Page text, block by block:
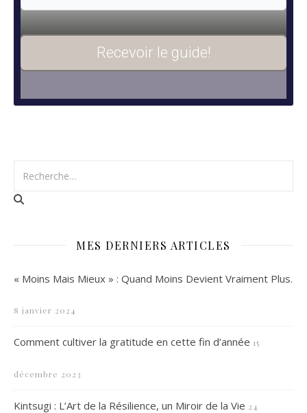
Recevoir le guide!
MES DERNIERS ARTICLES
« Moins Mais Mieux » : Quand Moins Devient Vraiment Plus.
8 janvier 2024
Comment cultiver la gratitude en cette fin d’année 15
décembre 2023
Kintsugi : L’Art de la Résilience, un Miroir de la Vie 24